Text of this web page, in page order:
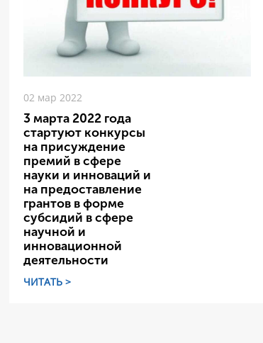
02 мар 2022
3 марта 2022 года
стартуют конкурсы
на присуждение
премий в сфере
науки и инноваций и
на предоставление
грантов в форме
субсидий в сфере
научной и
инновационной
деятельности
ЧИТАТЬ >